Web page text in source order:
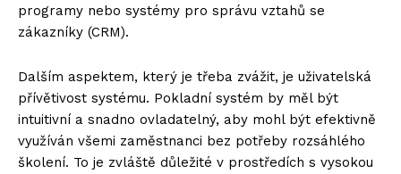
programy nebo systémy pro správu vztahů se
zákazníky (CRM).
Dalším aspektem, který je třeba zvážit, je uživatelská
přívětivost systému. Pokladní systém by měl být
intuitivní a snadno ovladatelný, aby mohl být efektivně
využíván všemi zaměstnanci bez potřeby rozsáhlého
školení. To je zvláště důležité v prostředích s vysokou